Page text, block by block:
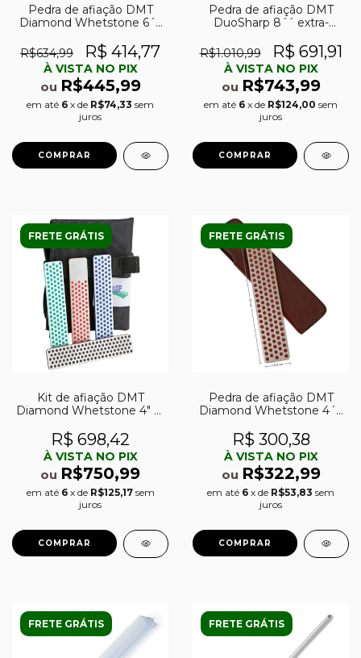
Pedra de afiação DMT
Diamond Whetstone 6´´
e tampa
R$634,99 R$ 414,77
À VISTA NO PIX
ou R$445,99
em até 6 x de R$74,33 sem
juros
Pedra de afiação DMT
DuoSharp 8´´ extra-
R$1.010,99
R$ 691,91
À VISTA NO PIX
ou R$743,99
em até 6 x de R$124,00 sem
juros
FRETE GRÁTIS
Kit de afiação DMT
Diamond Whetstone 4″ c/
R$ 698,42
À VISTA NO PIX
ou R$750,99
em até 6 x de R$125,17 sem
juros
FRETE GRÁTIS
Pedra de afiação DMT
Diamond Whetstone 4´´
R$ 300,38
À VISTA NO PIX
ou R$322,99
em até 6 x de R$53,83 sem
juros
FRETE GRÁTIS FRETE GRÁTIS